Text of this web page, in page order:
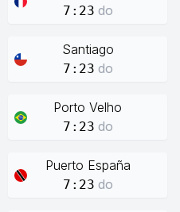
7:23 do
Santiago
7:23 do
Porto Velho
7:23 do
Puerto España
7:23 do